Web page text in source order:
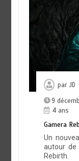
parJD
9
4 ans
Gamera
Un
autour de
Rebirth.